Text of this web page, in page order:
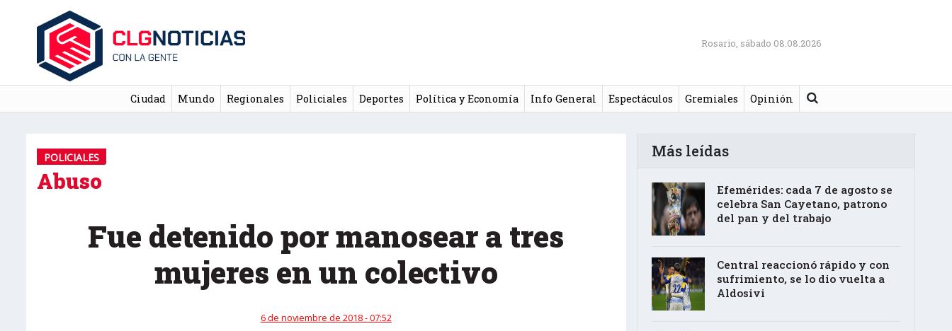
Rosario, sábado 08.08.2026
Ciudad Mundo Regionales Policiales Deportes Política y Economía Info General Espectáculos Gremiales Opinión Buscar
POLICIALES
Abuso
Fue detenido por manosear a tres
mujeres en un colectivo
6 de noviembre de 2018 - 07:52
Más leídas
Efemérides: cada 7 de agosto se
celebra San Cayetano, patrono
del pan y del trabajo
Central reaccionó rápido y con
sufrimiento, se lo dio vuelta a
Aldosivi